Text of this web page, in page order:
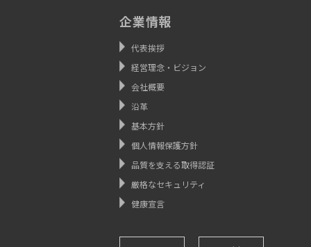
企業情報
代表挨拶
経営理念・ビジョン
会社概要
沿革
基本方針
個人情報保護方針
品質を支える取得認証
厳格なセキュリティ
健康宣言